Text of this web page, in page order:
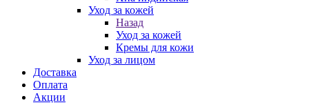
Уход за кожей
Назад
Уход за кожей
Кремы для кожи
Уход за лицом
Доставка
Оплата
Акции